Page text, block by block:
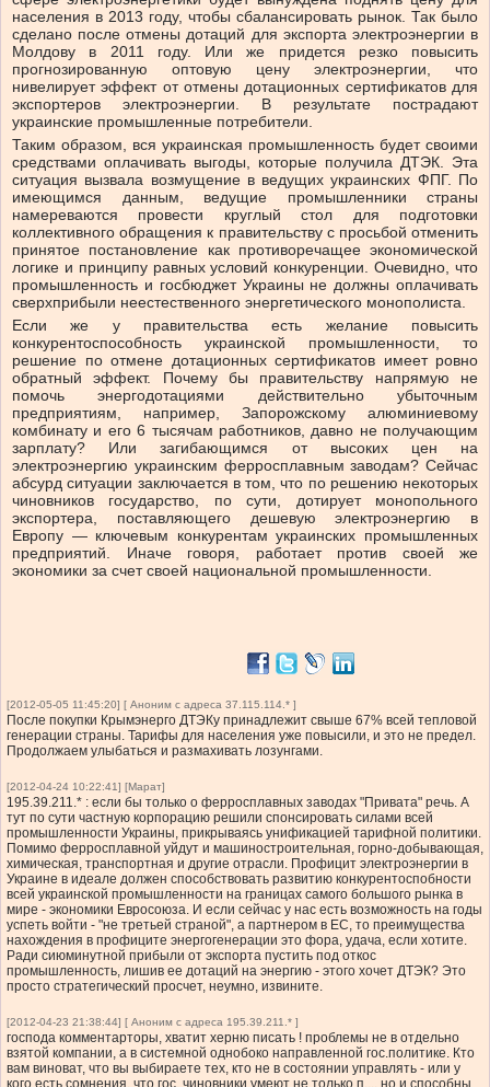
населения в 2013 году, чтобы сбалансировать рынок. Так было
сделано после отмены дотаций для экспорта электроэнергии в
Молдову в 2011 году. Или же придется резко повысить
прогнозированную оптовую цену электроэнергии, что
нивелирует эффект от отмены дотационных сертификатов для
экспортеров электроэнергии. В результате пострадают
украинские промышленные потребители.
Таким образом, вся украинская промышленность будет своими
средствами оплачивать выгоды, которые получила ДТЭК. Эта
ситуация вызвала возмущение в ведущих украинских ФПГ. По
имеющимся данным, ведущие промышленники страны
намереваются провести круглый стол для подготовки
коллективного обращения к правительству с просьбой отменить
принятое постановление как противоречащее экономической
логике и принципу равных условий конкуренции. Очевидно, что
промышленность и госбюджет Украины не должны оплачивать
сверхприбыли неестественного энергетического монополиста.
Если же у правительства есть желание повысить
конкурентоспособность украинской промышленности, то
решение по отмене дотационных сертификатов имеет ровно
обратный эффект. Почему бы правительству напрямую не
помочь энергодотациями действительно убыточным
предприятиям, например, Запорожскому алюминиевому
комбинату и его 6 тысячам работников, давно не получающим
зарплату? Или загибающимся от высоких цен на
электроэнергию украинским ферросплавным заводам? Сейчас
абсурд ситуации заключается в том, что по решению некоторых
чиновников государство, по сути, дотирует монопольного
экспортера, поставляющего дешевую электроэнергию в
Европу — ключевым конкурентам украинских промышленных
предприятий. Иначе говоря, работает против своей же
экономики за счет своей национальной промышленности.
[2012-05-05 11:45:20] [ Аноним с адреса 37.115.114.* ]
После покупки Крымэнерго ДТЭКу принадлежит свыше 67% всей тепловой
генерации страны. Тарифы для населения уже повысили, и это не предел.
Продолжаем улыбаться и размахивать лозунгами.
[2012-04-24 10:22:41] [Марат]
195.39.211.* : если бы только о ферросплавных заводах "Привата" речь. А
тут по сути частную корпорацию решили спонсировать силами всей
промышленности Украины, прикрываясь унификацией тарифной политики.
Помимо ферросплавной уйдут и машиностроительная, горно-добывающая,
химическая, транспортная и другие отрасли. Профицит электроэнергии в
Украине в идеале должен способствовать развитию конкурентоспобности
всей украинской промышленности на границах самого большого рынка в
мире - экономики Евросоюза. И если сейчас у нас есть возможность на годы
успеть войти - "не третьей страной", а партнером в ЕС, то преимущества
нахождения в профиците энергогенерации это фора, удача, если хотите.
Ради сиюминутной прибыли от экспорта пустить под откос
промышленность, лишив ее дотаций на энергию - этого хочет ДТЭК? Это
просто стратегический просчет, неумно, извините.
[2012-04-23 21:38:44] [ Аноним с адреса 195.39.211.* ]
господа комментарторы, хватит херню писать ! проблемы не в отдельно
взятой компании, а в системной однобоко направленной гос.политике. Кто
вам виноват, что вы выбираете тех, кто не в состоянии управлять - или у
кого есть сомнения, что гос. чиновники умеют не только п..., но и способны